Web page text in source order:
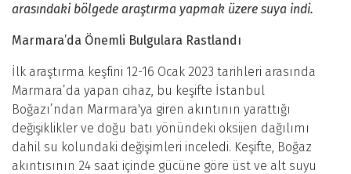
arasındaki bölgede araştırma yapmak üzere suya indi.
Marmara’da Önemli Bulgulara Rastlandı
İlk araştırma keşfini 12-16 Ocak 2023 tarihleri arasında
Marmara’da yapan cihaz, bu keşifte İstanbul
Boğazı’ndan Marmara'ya giren akıntının yarattığı
değişiklikler ve doğu batı yönündeki oksijen dağılımı
dahil su kolundaki değişimleri inceledi. Keşifte, Boğaz
akıntısının 24 saat içinde gücüne göre üst ve alt suyu